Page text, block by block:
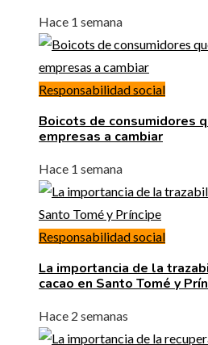
Hace 1 semana
Responsabilidad social
Boicots de consumidores
empresas a cambiar
Hace 1 semana
Responsabilidad social
La importancia de la
cacao en Santo Tomé y
Hace 2 semanas